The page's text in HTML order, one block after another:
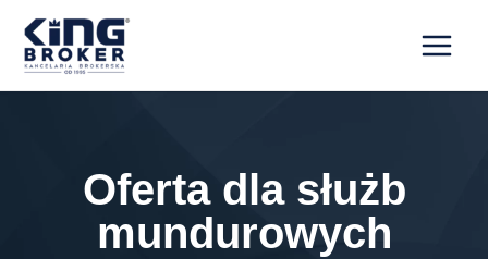
content
Oferta dla służb
mundurowych